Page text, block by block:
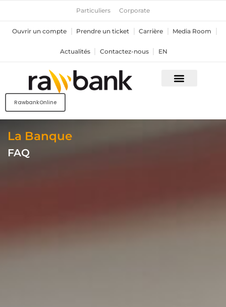
contenu
Particuliers Corporate
Ouvrir un compte Prendre un ticket Carrière Media Room
Actualités Contactez-nous EN
RawbankOnline
La Banque
FAQ